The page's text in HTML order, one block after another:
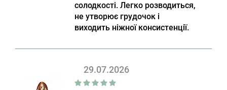
солодкості. Легко розводиться,
не утворює грудочок і
виходить ніжної консистенції.
29.07.2026